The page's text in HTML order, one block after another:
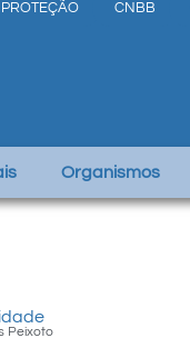
CNBB
Organismos
Peixoto